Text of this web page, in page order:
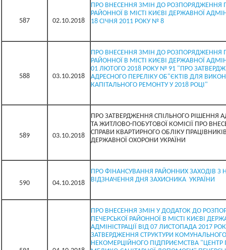
587 02.10.2018
ПРО ВНЕСЕННЯ ЗМІН ДО РОЗПОРЯДЖЕННЯ
РАЙОННОЇ В МІСТІ КИЄВІ ДЕРЖАВНОЇ
18 СІЧНЯ 2011 РОКУ № 8
588 03.10.2018
ПРО ВНЕСЕННЯ ЗМІН ДО РОЗПОРЯДЖЕННЯ
РАЙОННОЇ В МІСТІ КИЄВІ ДЕРЖАВНОЇ
01 ЛЮТОГО 2018 РОКУ № 91 "ПРО
АДРЕСНОГО ПЕРЕЛІКУ ОБ"ЄКТІВ ДЛЯ
КАПІТАЛЬНОГО РЕМОНТУ У 2018 РОЦІ"
589 03.10.2018
ПРО ЗАТВЕРДЖЕННЯ СПІЛЬНОГО РІШЕННЯ
ТА ЖИТЛОВО-ПОБУТОВОЇ КОМІСІЇ ПРО
СПРАВИ КВАРТИРНОГО ОБЛІКУ
ДЕРЖАВНОЇ ОХОРОНИ УКРАЇНИ
590 04.10.2018
ПРО ФІНАНСУВАННЯ РАЙОННИХ ЗАХОДІВ З
ВІДЗНАЧЕННЯ ДНЯ ЗАХИСНИКА УКРАЇНИ
ПРО ВНЕСЕННЯ ЗМІН У ДОДАТОК ДО
ПЕЧЕРСЬКОЇ РАЙОННОЇ В МІСТІ КИЄВІ
АДМІНІСТРАЦІЇ ВІД 07 ЛИСТОПАДА 2017
ЗАТВЕРДЖЕННЯ СТРУКТУРИ КОМУНАЛЬНОГО
НЕКОМЕРЦІЙНОГО ПІДПРИЄМСТВА "ЦЕНТР